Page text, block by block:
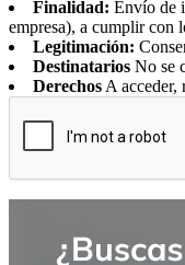
Finalidad: Envío de
empresa), a cumplir con
Legitimación:
Destinatarios No se
Derechos A acceder,